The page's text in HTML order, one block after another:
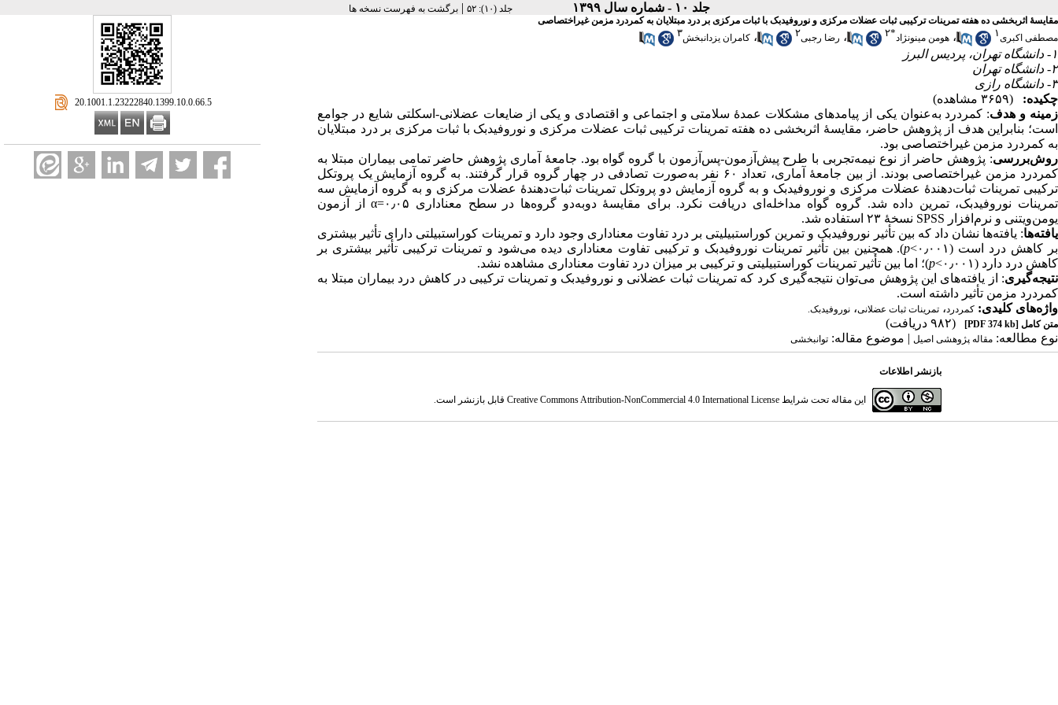
جلد ۱۰ - شماره سال ۱۳۹۹ ‫جلد (۱۰): ۵۲ |برگشت به فهرست نسخه ها
‎ 20.1001.1.23222840.1399.10.0.66.5
مقایسهٔ اثربخشی ده هفته تمرینات ترکیبی ثبات عضلات مرکزی و نوروفیدبک با ثبات مرکزی بر درد مبتلایان به کمردرد مزمن غیراختصاصی
مصطفی اکبری۱ ، هومن مینونژاد*۲ ، رضا رجبی۲ ، کامران یزدانبخش۳
۱- دانشگاه تهران، پردیس البرز
۲- دانشگاه تهران
۳- دانشگاه رازی
چکیده:
(۳۶۵۹ مشاهده)
زمینه و هدف: کمردرد به‌عنوان یکی از پیامدهای مشکلات عمدهٔ سلامتی و اجتماعی و اقتصادی و یکی از ضایعات عضلانی-اسکلتی شایع در جوامع
است؛ بنابراین هدف از پژوهش حاضر، مقایسهٔ اثربخشی ده هفته تمرینات ترکیبی ثبات عضلات مرکزی و نوروفیدبک با ثبات مرکزی بر درد مبتلایان
به کمردرد مزمن غیراختصاصی بود.
روش‌بررسی: پژوهش حاضر از نوع نیمه‌تجربی با طرح پیش‌آزمون-پس‌آزمون با گروه گواه بود. جامعهٔ آماری پژوهش حاضر تمامی بیماران مبتلا به
کمردرد مزمن غیراختصاصی بودند. از بین جامعهٔ آماری، تعداد ۶۰ نفر به‌صورت تصادفی در چهار گروه قرار گرفتند. به گروه آزمایش یک پروتکل
ترکیبی تمرینات ثبات‌دهندهٔ عضلات مرکزی و نوروفیدبک و به گروه آزمایش دو پروتکل تمرینات ثبات‌دهندهٔ عضلات مرکزی و به گروه آزمایش سه
تمرینات نوروفیدبک، تمرین داده شد. گروه گواه مداخله‌ای دریافت نکرد. برای مقایسهٔ دو‌به‌دو گروه‌ها در سطح معناداری ۰٫۰۵=α از آزمون
یومن‌ویتنی و نرم‌افزار SPSS نسخهٔ ۲۳ استفاده شد.
یافته‌ها: یافته‌ها نشان داد که بین تأثیر نوروفیدبک و تمرین کوراستبیلیتی بر درد تفاوت معنا‌داری وجود دارد و تمرینات کوراستبیلتی دارای تأثیر بیشتری
بر کاهش درد است (۰٫۰۰۱>
p). همچنین بین تأثیر تمرینات نوروفیدبک و ترکیبی تفاوت معنا‌داری دیده می‌شود و تمرینات ترکیبی تأثیر بیشتری بر
کاهش درد دارد (۰٫۰۰۱>
p)؛ اما بین تأثیر تمرینات کوراستبیلیتی و ترکیبی بر میزان درد تفاوت معنا‌داری مشاهده نشد.
نتیجه‌گیری: از یافته‌های این پژوهش می‌توان نتیجه‌گیری کرد که تمرینات ثبات عضلانی و نوروفیدبک و تمرینات ترکیبی در کاهش درد بیماران مبتلا به
کمردرد مزمن تأثیر داشته است.
واژه‌های کلیدی: کمردرد ، تمرینات ثبات عضلانی، نوروفیدبک.
متن کامل [PDF 374 kb]
(۹۸۲ دریافت)
نوع مطالعه: مقاله پژوهشی اصیل | موضوع مقاله: توانبخشی
بازنشر اطلاعات
این مقاله تحت شرایط Creative Commons Attribution-NonCommercial 4.0 International Licenseقابل بازنشر است.